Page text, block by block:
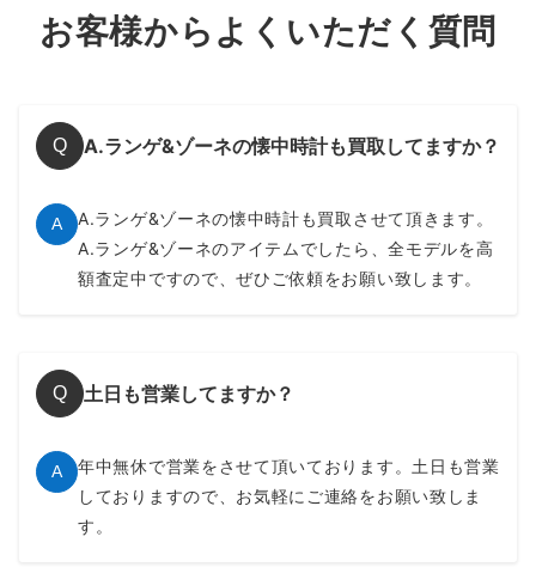
お客様からよくいただく質問
Q A.ランゲ&ゾーネの懐中時計も買取してますか？
A
A.ランゲ&ゾーネの懐中時計も買取させて頂きます。
A.ランゲ&ゾーネのアイテムでしたら、全モデルを高
額査定中ですので、ぜひご依頼をお願い致します。
Q 土日も営業してますか？
A
年中無休で営業をさせて頂いております。土日も営業
しておりますので、お気軽にご連絡をお願い致しま
す。